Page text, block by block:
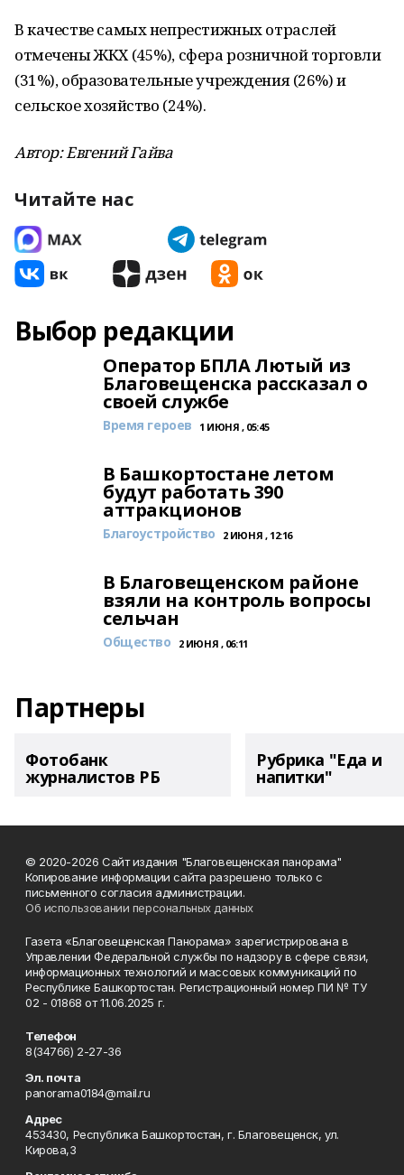
В качестве самых непрестижных отраслей
отмечены ЖКХ (45%), сфера розничной торговли
(31%), образовательные учреждения (26%) и
сельское хозяйство (24%).
Автор: Евгений Гайва
Читайте нас
Выбор редакции
Оператор БПЛА Лютый из
Благовещенска рассказал о
своей службе
Время героев 1 ИЮНЯ , 05:45
В Башкортостане летом
будут работать 390
аттракционов
Благоустройство 2 ИЮНЯ , 12:16
В Благовещенском районе
взяли на контроль вопросы
сельчан
Общество 2 ИЮНЯ , 06:11
Партнеры
Фотобанк
журналистов РБ
Рубрика "Еда и
напитки"
© 2020-2026 Сайт издания "Благовещенская панорама"
Копирование информации сайта разрешено только с
письменного согласия администрации.
Об использовании персональных данных
Газета «Благовещенская Панорама» зарегистрирована в
Управлении Федеральной службы по надзору в сфере связи,
информационных технологий и массовых коммуникаций по
Республике Башкортостан. Регистрационный номер ПИ № ТУ
02 - 01868 от 11.06.2025 г.
Телефон
8(34766) 2-27-36
Эл. почта
panorama0184@mail.ru
Адрес
453430, Республика Башкортостан, г. Благовещенск, ул.
Кирова,3